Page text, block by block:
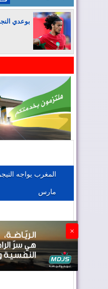
بوعدي
المغرب
الجزائر
مارس
×